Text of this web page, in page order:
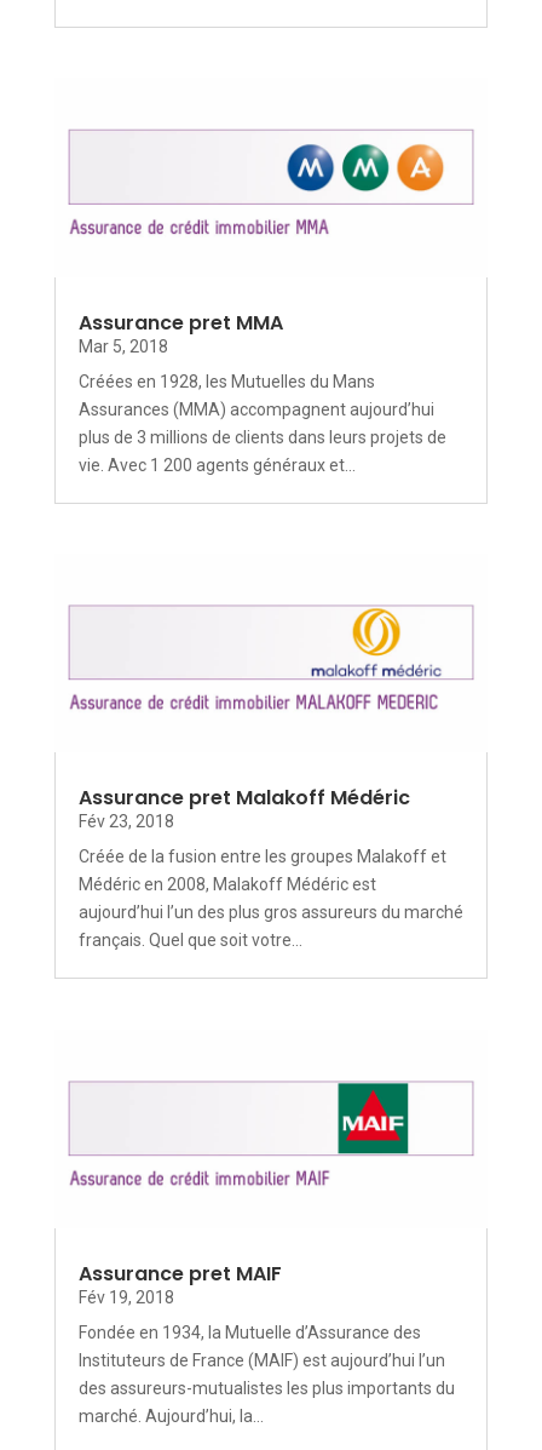
Assurance pret MMA
Mar 5, 2018
Créées en 1928, les Mutuelles du Mans
Assurances (MMA) accompagnent aujourd’hui
plus de 3 millions de clients dans leurs projets de
vie. Avec 1 200 agents généraux et...
Assurance pret Malakoff Médéric
Fév 23, 2018
Créée de la fusion entre les groupes Malakoff et
Médéric en 2008, Malakoff Médéric est
aujourd’hui l’un des plus gros assureurs du marché
français. Quel que soit votre...
Assurance pret MAIF
Fév 19, 2018
Fondée en 1934, la Mutuelle d’Assurance des
Instituteurs de France (MAIF) est aujourd’hui l’un
des assureurs-mutualistes les plus importants du
marché. Aujourd’hui, la...